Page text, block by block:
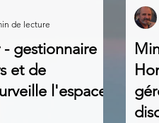
- gestionnaire
et de
l'espace
de lecture